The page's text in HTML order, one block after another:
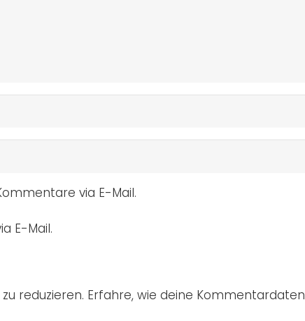
via E-Mail.
E-Mail.
reduzieren. Erfahre, wie deine Kommentardaten